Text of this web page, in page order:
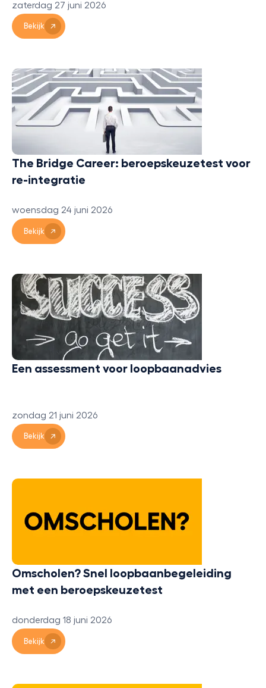
zaterdag 27 juni 2026
Bekijk
The Bridge Career: beroepskeuzetest voor
re-integratie
woensdag 24 juni 2026
Bekijk
Een assessment voor loopbaanadvies
zondag 21 juni 2026
Bekijk
Omscholen? Snel loopbaanbegeleiding
met een beroepskeuzetest
donderdag 18 juni 2026
Bekijk